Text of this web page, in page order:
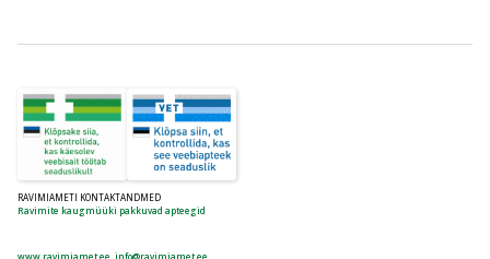
RAVIMIAMETI KONTAKTANDMED
Ravimite kaugmüüki pakkuvad apteegid
www.ravimiamet.ee info@ravimiamet.ee